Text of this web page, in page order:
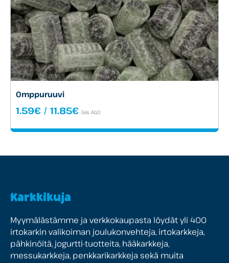
Omppuruuvi
1.59€ / 11.85€Hintaluokka:
-
(sis. ALV)
Karkkikuja
Myymälästämme ja verkkokaupasta löydät yli 400
irtokarkin valikoiman joulukonvehteja, irtokarkkeja,
pähkinöitä, jogurtti-tuotteita, hääkarkkeja,
messukarkkeja, penkkarikarkkeja sekä muita